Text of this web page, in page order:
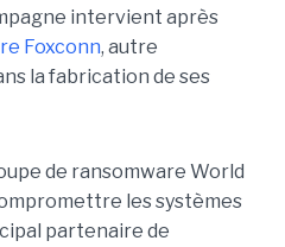
intervient après
Foxconn, autre
la fabrication de ses
de ransomware World
les systèmes
partenaire de